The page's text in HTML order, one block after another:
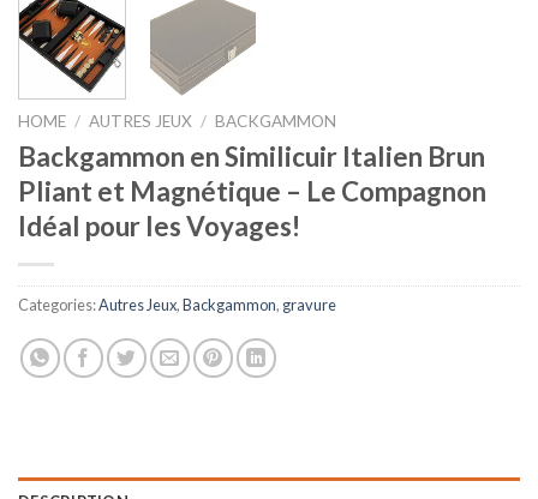
HOME / AUTRES JEUX / BACKGAMMON
Backgammon en Similicuir Italien Brun
Pliant et Magnétique – Le Compagnon
Idéal pour les Voyages!
Categories:Autres Jeux,Backgammon, gravure